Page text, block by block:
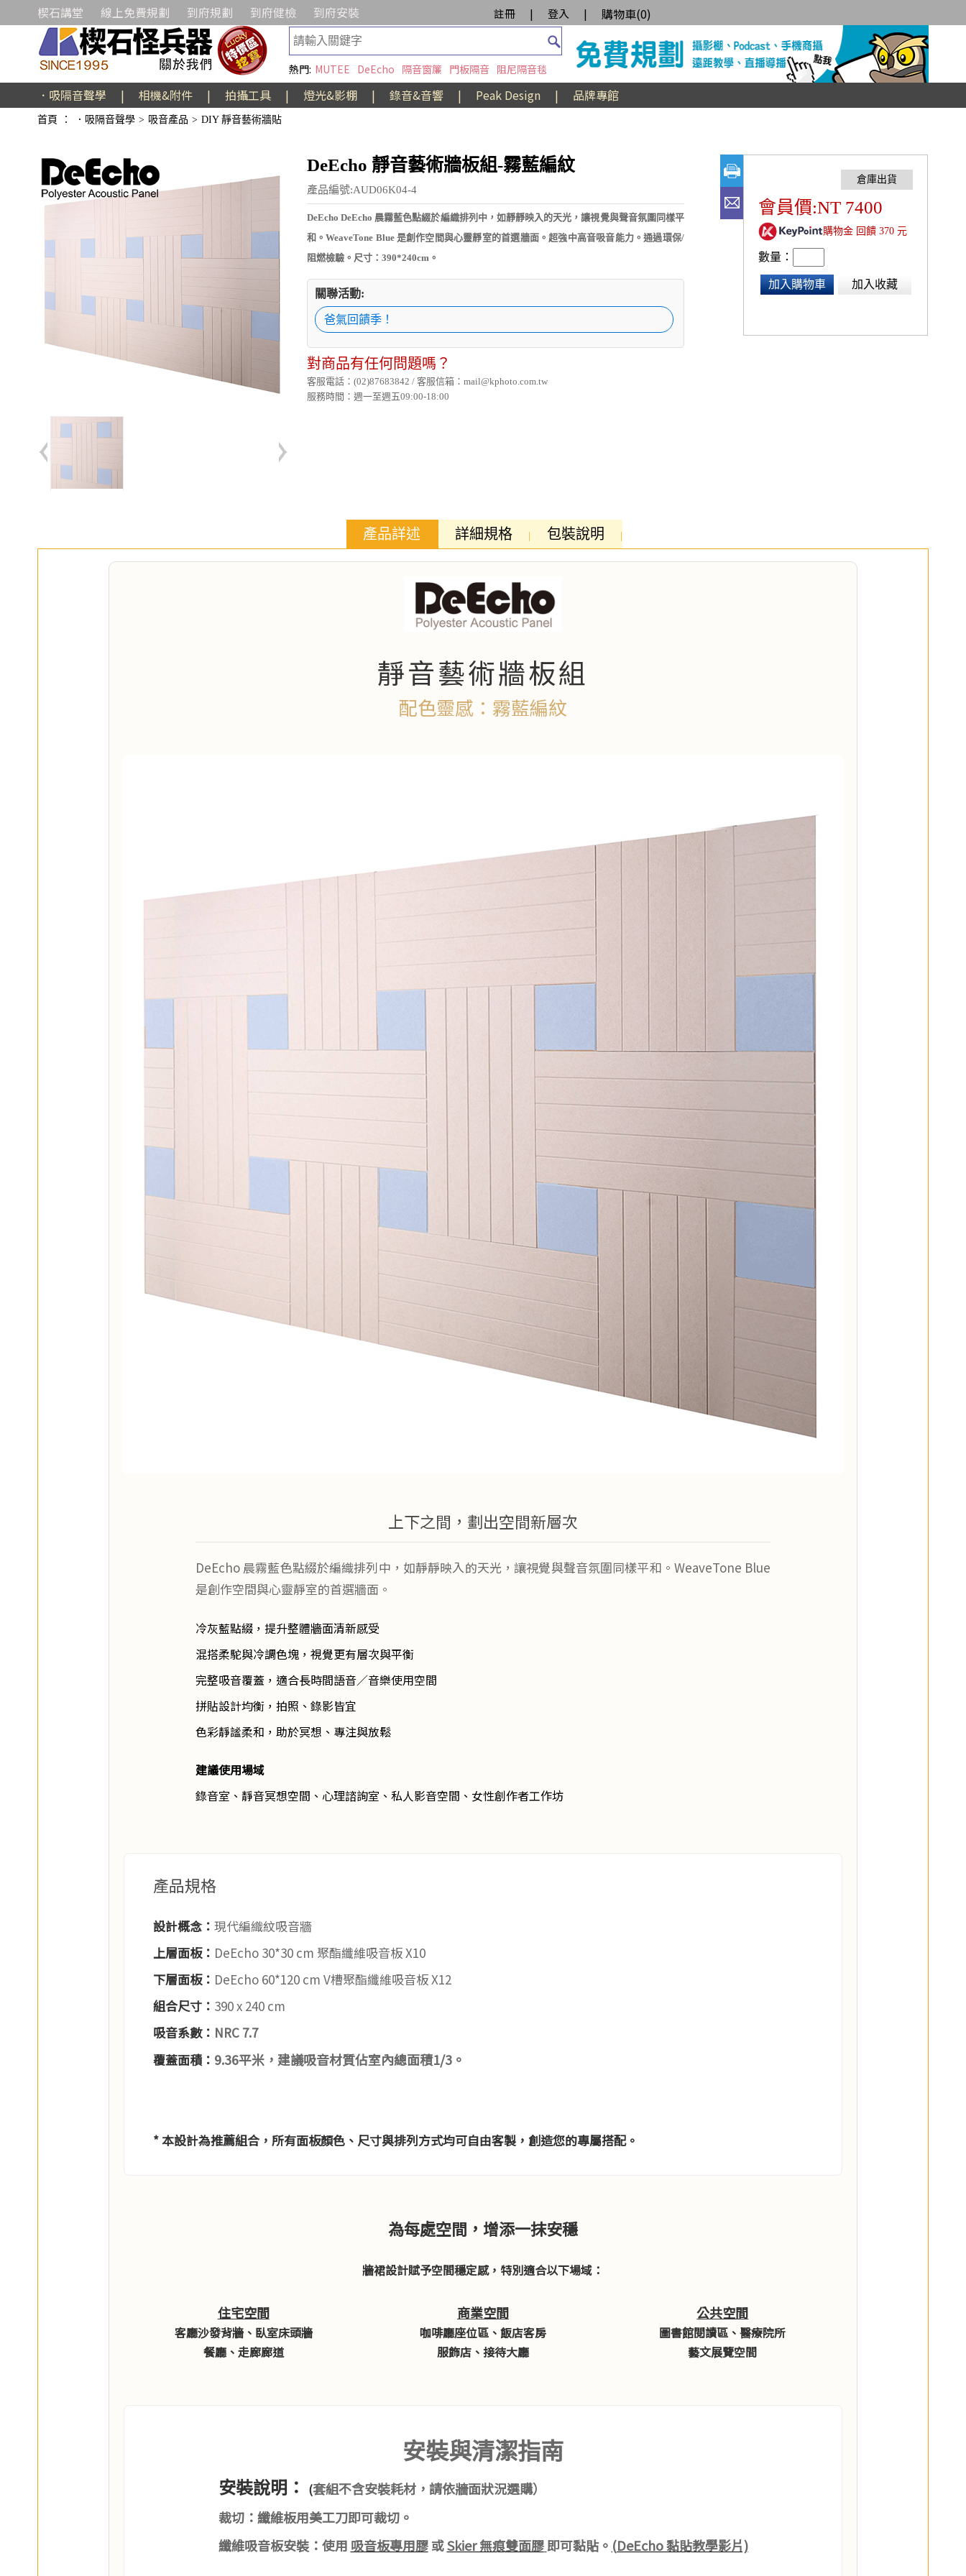
楔石講堂 線上免費規劃 到府規劃 到府健檢 到府安裝 註冊 | 登入 | 購物車(0)
熱門: MUTEE DeEcho 隔音窗簾 門板隔音 阻尼隔音毯
．吸隔音聲學 | 相機&附件 | 拍攝工具 | 燈光&影棚 | 錄音&音響 | Peak Design | 品牌專館
首頁 ： ．吸隔音聲學 > 吸音產品 > DIY 靜音藝術牆貼
DeEcho 靜音藝術牆板組-霧藍編紋
產品編號:AUD06K04-4
DeEcho DeEcho 晨霧藍色點綴於編織排列中，如靜靜映入的天光，讓視覺與聲音氛圍同樣平
和。WeaveTone Blue 是創作空間與心靈靜室的首選牆面。超強中高音吸音能力。通過環保/
阻燃檢驗。尺寸：390*240cm。
關聯活動:
爸氣回饋季！
對商品有任何問題嗎？
客服電話：(02)87683842 / 客服信箱：mail@kphoto.com.tw
服務時間：週一至週五09:00-18:00
會員價:NT 7400
購物金 回饋 370 元
數量：
加入購物車 加入收藏
產品詳述 詳細規格 包裝說明
靜音藝術牆板組
配色靈感：霧藍編紋
上下之間，劃出空間新層次
DeEcho 晨霧藍色點綴於編織排列中，如靜靜映入的天光，讓視覺與聲音氛圍同樣平和。WeaveTone Blue
是創作空間與心靈靜室的首選牆面。
冷灰藍點綴，提升整體牆面清新感受
混搭柔駝與冷調色塊，視覺更有層次與平衡
完整吸音覆蓋，適合長時間語音／音樂使用空間
拼貼設計均衡，拍照、錄影皆宜
色彩靜謐柔和，助於冥想、專注與放鬆
建議使用場域
錄音室、靜音冥想空間、心理諮詢室、私人影音空間、女性創作者工作坊
產品規格
設計概念： 現代編織紋吸音牆
上層面板： DeEcho 30*30 cm 聚酯纖維吸音板 X10
下層面板： DeEcho 60*120 cm V槽聚酯纖維吸音板 X12
組合尺寸： 390 x 240 cm
吸音系數： NRC 7.7
覆蓋面積： 9.36平米，建議吸音材質佔室內總面積1/3。
* 本設計為推薦組合，所有面板顏色、尺寸與排列方式均可自由客製，創造您的專屬搭配。
為每處空間，增添一抹安穩
牆裙設計賦予空間穩定感，特別適合以下場域：
住宅空間
客廳沙發背牆、臥室床頭牆
餐廳、走廊廊道
商業空間
咖啡廳座位區、飯店客房
服飾店、接待大廳
公共空間
圖書館閱讀區、醫療院所
藝文展覽空間
安裝與清潔指南
安裝說明： (套組不含安裝耗材，請依牆面狀況選購）
裁切： 纖維板用美工刀即可裁切。
纖維吸音板安裝： 使用 吸音板專用膠或Skier 無痕雙面膠 即可黏貼。 (DeEcho 黏貼教學影片)